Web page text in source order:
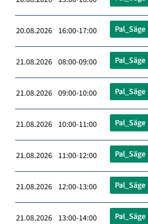
20.08.2026 16:00-17:00 Pal_Säge
21.08.2026 08:00-09:00 Pal_Säge
21.08.2026 09:00-10:00 Pal_Säge
21.08.2026 10:00-11:00 Pal_Säge
21.08.2026 11:00-12:00 Pal_Säge
21.08.2026 12:00-13:00 Pal_Säge
21.08.2026 13:00-14:00 Pal_Säge